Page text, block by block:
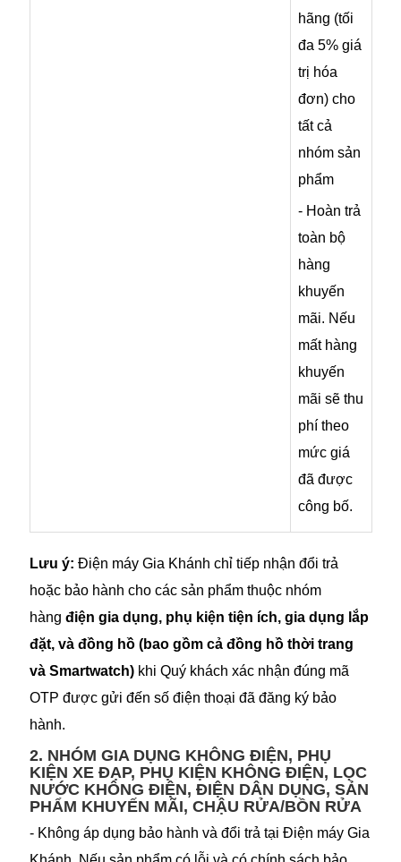
hãng (tối
đa 5% giá
trị hóa
đơn) cho
tất cả
nhóm sản
phẩm
- Hoàn trả
toàn bộ
hàng
khuyến
mãi. Nếu
mất hàng
khuyến
mãi sẽ thu
phí theo
mức giá
đã được
công bố.
Lưu ý: Điện máy Gia Khánh chỉ tiếp nhận đổi trả
hoặc bảo hành cho các sản phẩm thuộc nhóm
hàng điện gia dụng, phụ kiện tiện ích, gia dụng lắp
đặt, và đồng hồ (bao gồm cả đồng hồ thời trang
và Smartwatch) khi Quý khách xác nhận đúng mã
OTP được gửi đến số điện thoại đã đăng ký bảo
hành.
2. NHÓM GIA DỤNG KHÔNG ĐIỆN, PHỤ
KIỆN XE ĐẠP, PHỤ KIỆN KHÔNG ĐIỆN, LỌC
NƯỚC KHÔNG ĐIỆN, ĐIỆN DÂN DỤNG, SẢN
PHẨM KHUYẾN MÃI, CHẬU RỬA/BỒN RỬA
- Không áp dụng bảo hành và đổi trả tại Điện máy Gia